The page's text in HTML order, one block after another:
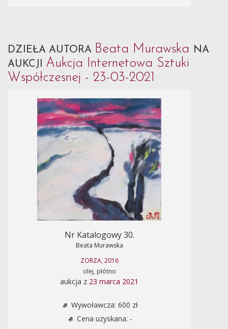
DZIEŁA AUTORA Beata Murawska NA
AUKCJI Aukcja Internetowa Sztuki
Współczesnej - 23-03-2021
Nr Katalogowy 30.
Beata Murawska
ZORZA, 2016
olej, płótno
aukcja z 23 marca 2021
Wywoławcza: 600 zł
Cena uzyskana: -